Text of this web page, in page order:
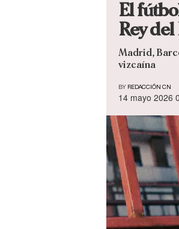
El
Rey
Madrid,
vizcaína
BY REDACCIÓN CN
14 mayo 2026